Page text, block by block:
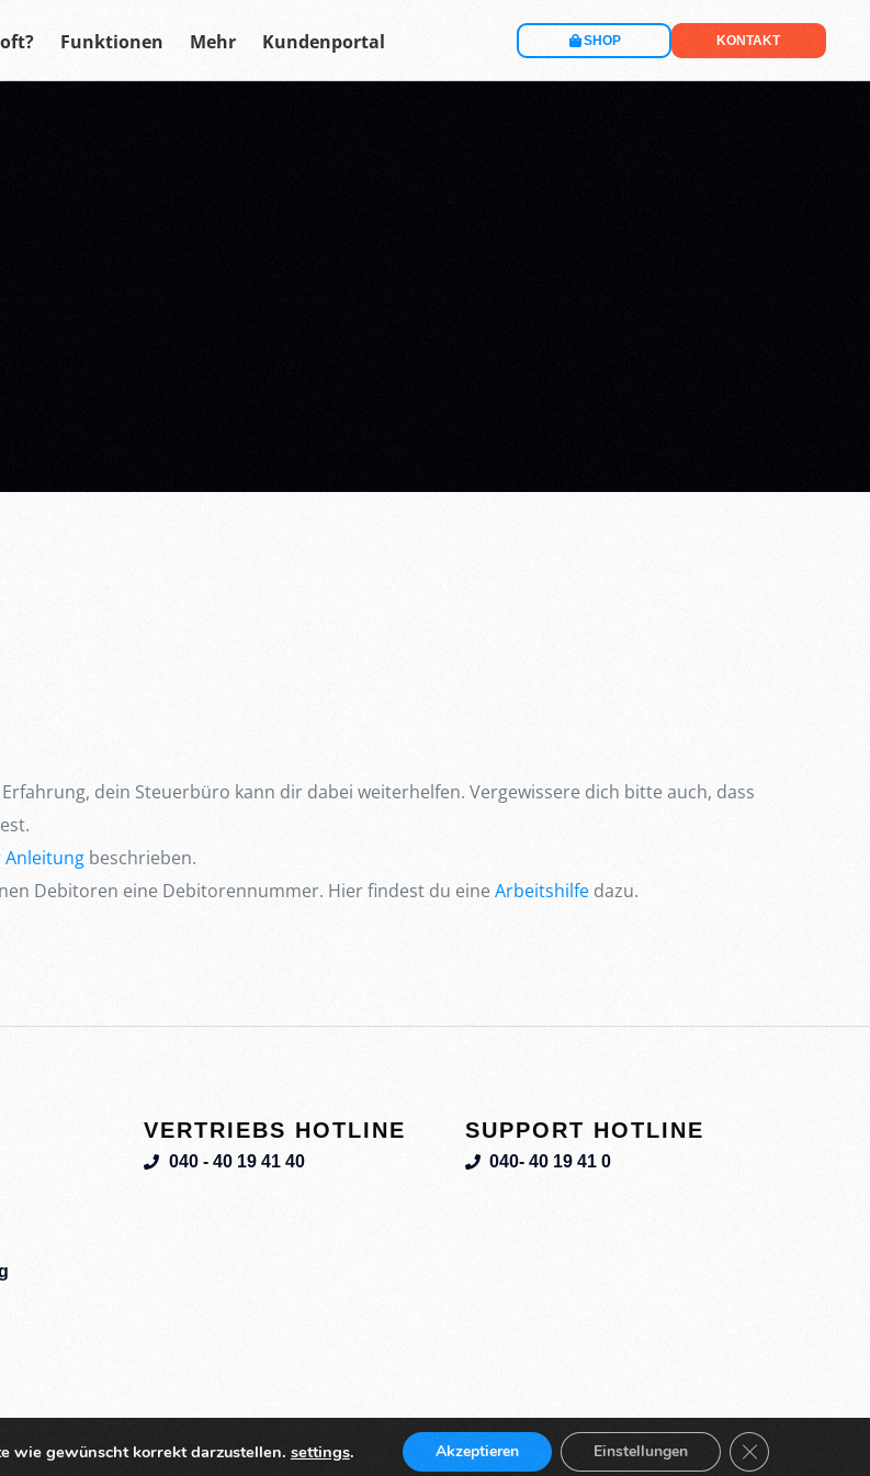
Funktionen Mehr Kundenportal SHOP KONTAKT
dein Steuerbüro kann dir dabei weiterhelfen. Vergewissere dich bitte auch, dass
Anleitung beschrieben.
Debitoren eine Debitorennummer. Hier findest du eine Arbeitshilfe dazu.
VERTRIEBS HOTLINE
040 - 40 19 41 40
SUPPORT HOTLINE
040- 40 19 41 0
wie gewünscht korrekt darzustellen. settings. Akzeptieren Einstellungen GDPR Cookie-